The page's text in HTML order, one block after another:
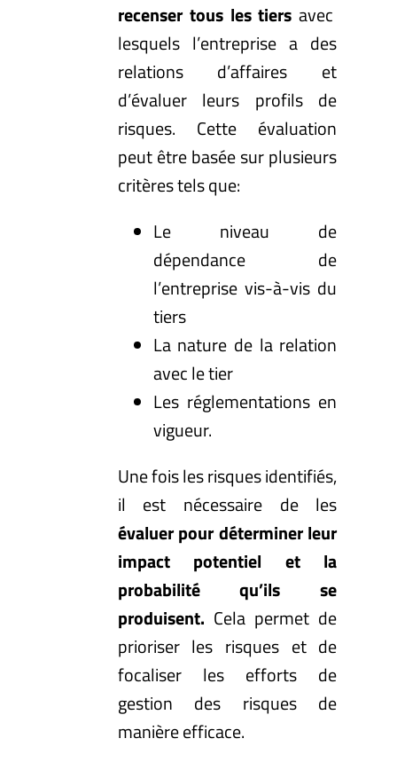
recenser tous les tiers avec
lesquels l’entreprise a des
relations d’affaires et
d’évaluer leurs profils de
risques. Cette évaluation
peut être basée sur plusieurs
critères tels que:
Le niveau de
dépendance de
l’entreprise vis-à-vis du
tiers
La nature de la relation
avec le tier
Les réglementations en
vigueur.
Une fois les risques identifiés,
il est nécessaire de les
évaluer pour déterminer leur
impact potentiel et la
probabilité qu’ils se
produisent. Cela permet de
prioriser les risques et de
focaliser les efforts de
gestion des risques de
manière efficace.